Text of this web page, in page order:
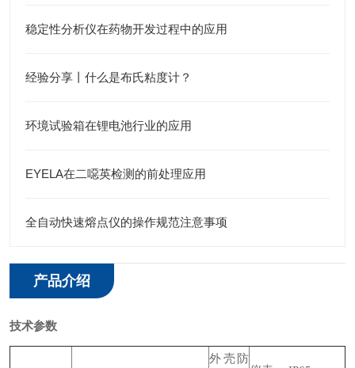
稳定性分析仪在药物开发过程中的应用
经验分享丨什么是布氏粘度计？
环境试验箱在锂电池行业的应用
EYELA在二噁英检测的前处理应用
全自动快速熔点仪的操作规范注意事项
产品介绍
技术参数
外壳防